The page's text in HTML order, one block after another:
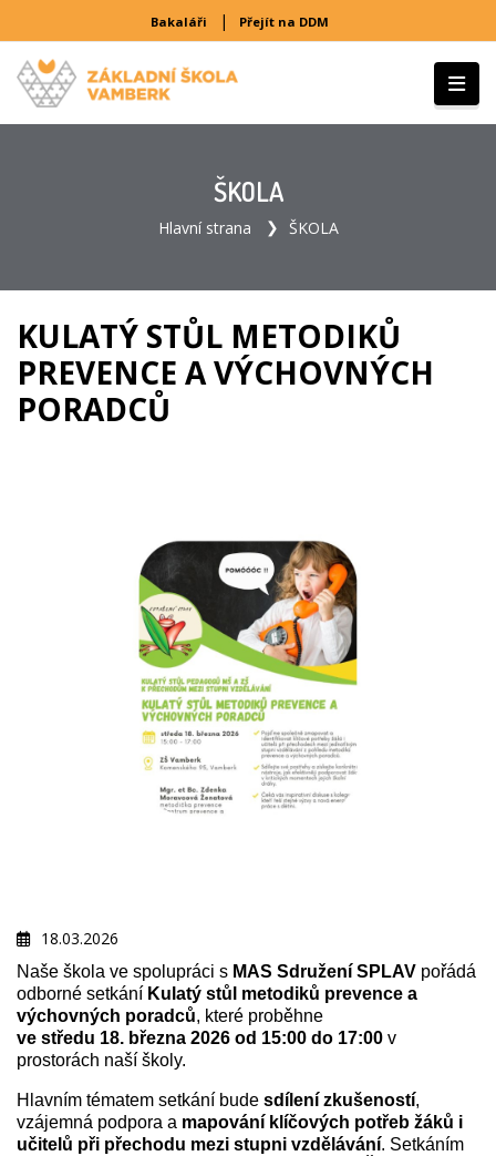
Bakaláři | Přejít na DDM
ŠKOLA
Hlavní strana ŠKOLA
KULATÝ STŮL METODIKŮ
PREVENCE A VÝCHOVNÝCH
PORADCŮ
18.03.2026
Naše škola ve spolupráci s MAS Sdružení SPLAV pořádá
odborné setkání Kulatý stůl metodiků prevence a
výchovných poradců, které proběhne
ve středu 18. března 2026 od 15:00 do 17:00 v
prostorách naší školy.
Hlavním tématem setkání bude sdílení zkušeností,
vzájemná podpora a mapování klíčových potřeb žáků i
učitelů při přechodu mezi stupni vzdělávání. Setkáním